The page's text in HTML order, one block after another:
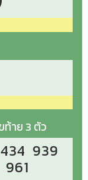
ท้าย 3 ตัว
434 939
961